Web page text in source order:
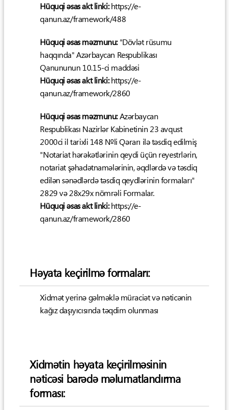
Hüquqi əsas akt linki:https://e-
qanun.az/framework/488
Hüquqi əsas məzmunu:"Dövlət rüsumu
haqqında" Azərbaycan Respublikası
Qanununun 10.15-ci maddəsi
Hüquqi əsas akt linki:https://e-
qanun.az/framework/2860
Hüquqi əsas məzmunu:Azərbaycan
Respublikası Nazirlər Kabinetinin 23 avqust
2000ci il tarixli 148 №li Qərarı ilə təsdiq edilmiş
"Notariat hərəkətlərinin qeydi üçün reyestrlərin,
notariat şəhadətnamələrinin, əqdlərdə və təsdiq
edilən sənədlərdə təsdiq qeydlərinin formaları"
2829 və 28x29x nömrəli Formalar.
Hüquqi əsas akt linki:https://e-
qanun.az/framework/2860
Həyata keçirilmə formaları:
Xidmət yerinə gəlməklə müraciət və nəticənin
kağız daşıyıcısında təqdim olunması
Xidmətin həyata keçirilməsinin
nəticəsi barədə məlumatlandırma
forması: